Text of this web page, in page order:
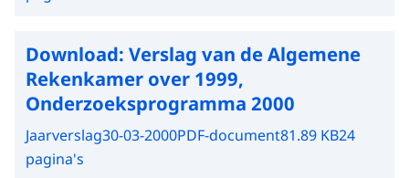
Download: Verslag van de Algemene
Rekenkamer over 1999,
Onderzoeksprogramma 2000
Jaarverslag30-03-2000PDF-document81.89 KB24
pagina's